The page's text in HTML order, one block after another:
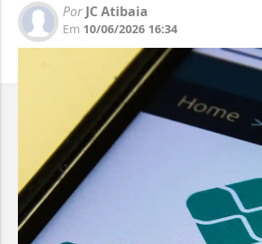
PorJC Atibaia
Em 10/06/2026 16:34